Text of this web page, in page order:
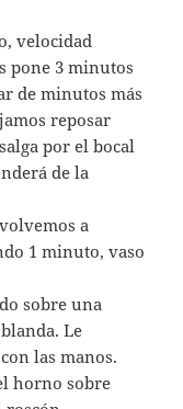
velocidad
pone 3 minutos
de minutos más
reposar
por el bocal
de la
a
1 minuto, vaso
sobre una
Le
las manos.
horno sobre